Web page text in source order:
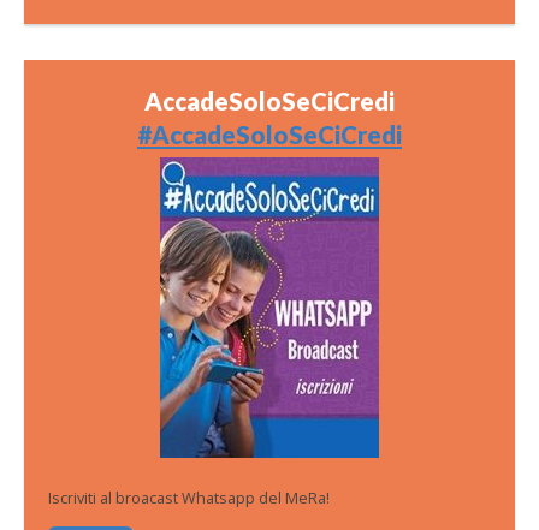
AccadeSoloSeCiCredi
#AccadeSoloSeCiCredi
Iscriviti al broacast Whatsapp del MeRa!